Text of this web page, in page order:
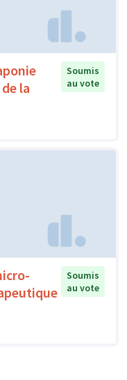
la
Soumis
au vote
Soumis
au vote